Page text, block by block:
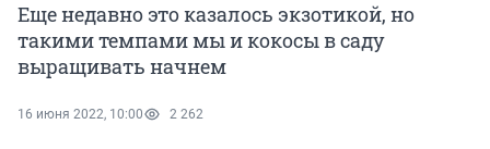
Еще недавно это казалось экзотикой, но
такими темпами мы и кокосы в саду
выращивать начнем
16 июня 2022, 10:00 2 262